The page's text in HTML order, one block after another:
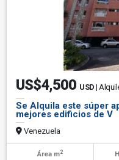
US$4,500 USD |
Se Alquila este súper
mejores edificios de V
Venezuela
Área m2